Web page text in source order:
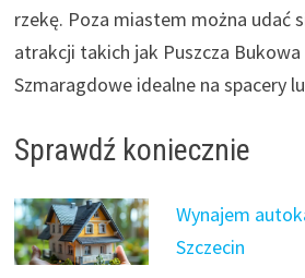
rzekę. Poza miastem można udać
atrakcji takich jak Puszcza
Szmaragdowe idealne na spacery
Sprawdź koniecznie
Wynajem
Szczecin